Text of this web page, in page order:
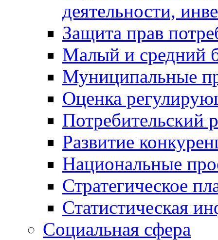
деятельности,
Защита прав
Малый и средний
Муниципальные
Оценка
Потребительский
Развитие
Национальные
Стратегическое
Статистическая
Социальная сфера